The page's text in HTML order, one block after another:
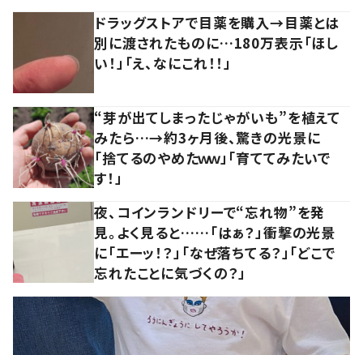
ドラッグストアで目薬を購入→目薬とは
別に渡されたものに…180万表示「ほし
い！」「え、なにこれ！！」
“芽が出てしまったじゃがいも”を植えて
みたら…→約3ヶ月後、驚きの光景に
「捨てるのやめたｗｗ」「育ててみたいで
す！」
夜、コインランドリーで“忘れ物”を発
見。よく見ると……「はぁ？」衝撃の光景
に「エーッ！？」「なぜ落ちてる？」「どこで
忘れたことに気づくの？」